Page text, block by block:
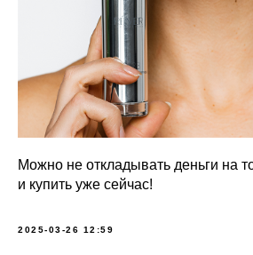
Можно не откладывать деньги на
и купить уже сейчас!
2025-03-26 12:59